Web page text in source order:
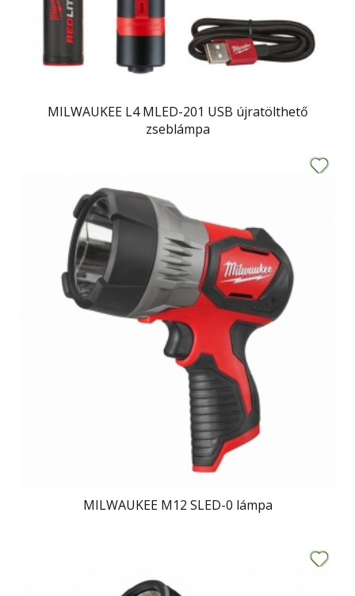
MILWAUKEE L4 MLED-201 USB újratölthető
zseblámpa
MILWAUKEE M12 SLED-0 lámpa